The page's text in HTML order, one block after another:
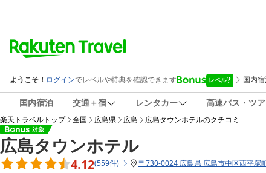
国内宿泊 交通＋宿 レンタカー 高速バス・ツ
楽天トラベルトップ 全国 広島県 広島 広島タウンホテルのクチコミ
広島タウンホテル
4.12(559件) 〒730-0024 広島県 広島市中区西平塚